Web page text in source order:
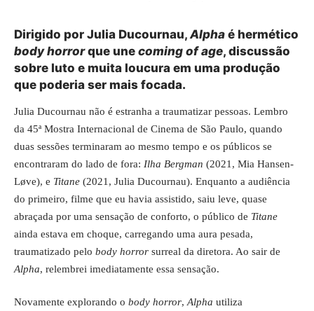
Dirigido por Julia Ducournau,Alpha é hermético
body horrorque une coming of age, discussão
sobre luto e muita loucura em uma produção
que poderia ser mais focada.
Julia Ducournau não é estranha a traumatizar pessoas. Lembro
da 45ª Mostra Internacional de Cinema de São Paulo, quando
duas sessões terminaram ao mesmo tempo e os públicos se
encontraram do lado de fora: Ilha Bergman (2021, Mia Hansen-
Løve), e Titane (2021, Julia Ducournau). Enquanto a audiência
do primeiro, filme que eu havia assistido, saiu leve, quase
abraçada por uma sensação de conforto, o público de Titane
ainda estava em choque, carregando uma aura pesada,
traumatizado pelo body horror surreal da diretora. Ao sair de
Alpha, relembrei imediatamente essa sensação.
Novamente explorando o body horror, Alpha utiliza